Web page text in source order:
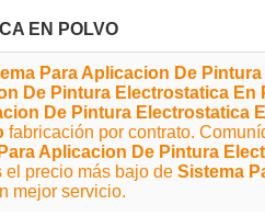
EN POLVO
Para Aplicacion De
De Pintura Electrostatica En
De Pintura Electrostatica
fabricación por contrato.
Aplicacion De Pintura
el precio más bajo de Sistema
mejor servicio.